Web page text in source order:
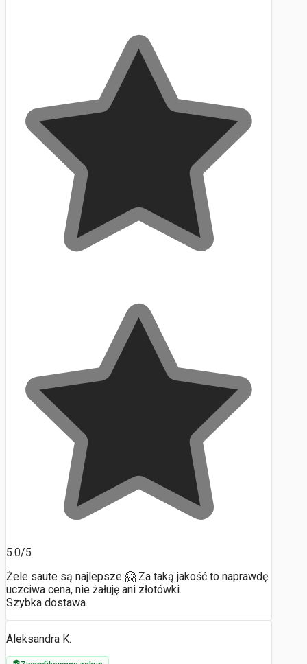
5.0/5
Żele saute są najlepsze 🤗 Za taką jakość to naprawdę
uczciwa cena, nie żałuję ani złotówki.
Szybka dostawa.
Aleksandra K.